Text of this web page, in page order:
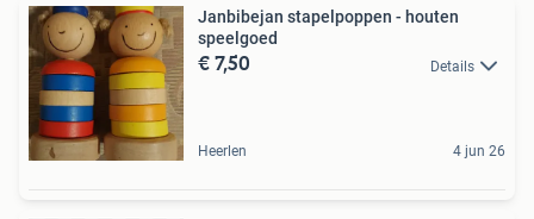
Janbibejan stapelpoppen - houten
speelgoed
€ 7,50 Details
Heerlen 4 jun 26